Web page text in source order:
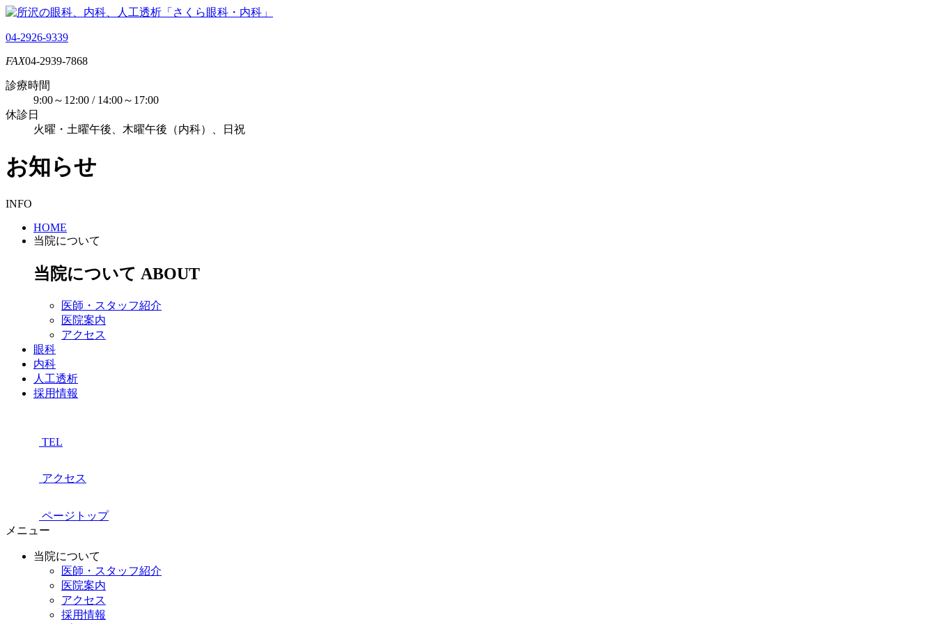
04-2926-9339
FAX04-2939-7868
診療時間
9:00～12:00 / 14:00～17:00
休診日
火曜・土曜午後、木曜午後（内科）、日祝
お知らせ
INFO
HOME
当院について
当院について ABOUT
医師・スタッフ紹介
医院案内
アクセス
眼科
内科
人工透析
採用情報
TEL
アクセス
ページトップ
メニュー
当院について
医師・スタッフ紹介
医院案内
アクセス
採用情報